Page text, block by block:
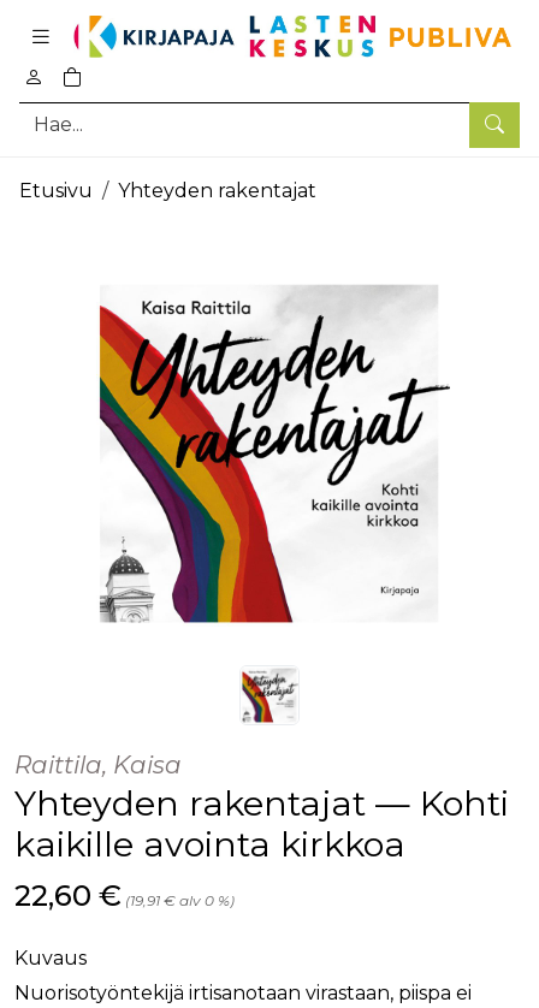
Hae
0
tuotetta ostoskorissa
Pääsisältö
Etusivu Yhteyden rakentajat
Raittila, Kaisa
Yhteyden rakentajat — Kohti
kaikille avointa kirkkoa
Hinta nyt
22,60 € (19,91 € alv 0 %)
Kuvaus
Nuorisotyöntekijä irtisanotaan virastaan, piispa ei